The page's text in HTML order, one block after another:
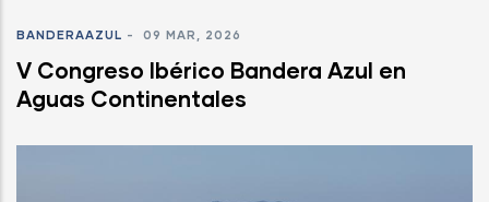
BANDERAAZUL - 09 MAR, 2026
V Congreso Ibérico Bandera Azul en
Aguas Continentales